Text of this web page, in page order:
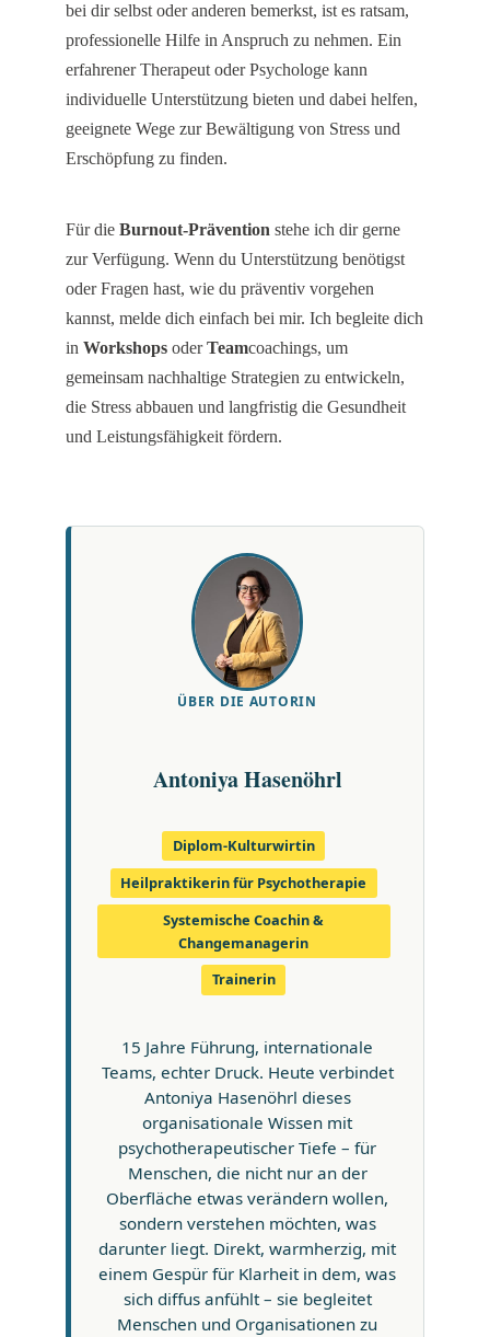
bei dir selbst oder anderen bemerkst, ist es ratsam,
professionelle Hilfe in Anspruch zu nehmen. Ein
erfahrener Therapeut oder Psychologe kann
individuelle Unterstützung bieten und dabei helfen,
geeignete Wege zur Bewältigung von Stress und
Erschöpfung zu finden.
Für die Burnout-Prävention stehe ich dir gerne
zur Verfügung. Wenn du Unterstützung benötigst
oder Fragen hast, wie du präventiv vorgehen
kannst, melde dich einfach bei mir. Ich begleite dich
in Workshops oderTeamcoachings, um
gemeinsam nachhaltige Strategien zu entwickeln,
die Stress abbauen und langfristig die Gesundheit
und Leistungsfähigkeit fördern.
ÜBER DIE AUTORIN
Antoniya Hasenöhrl
Diplom-Kulturwirtin
Heilpraktikerin für Psychotherapie
Systemische Coachin &
Changemanagerin
Trainerin
15 Jahre Führung, internationale
Teams, echter Druck. Heute verbindet
Antoniya Hasenöhrl dieses
organisationale Wissen mit
psychotherapeutischer Tiefe – für
Menschen, die nicht nur an der
Oberfläche etwas verändern wollen,
sondern verstehen möchten, was
darunter liegt. Direkt, warmherzig, mit
einem Gespür für Klarheit in dem, was
sich diffus anfühlt – sie begleitet
Menschen und Organisationen zu